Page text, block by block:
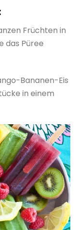
Früchten in
das Püree
Bananen-Eis
in einem